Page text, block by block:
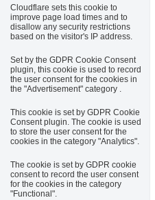
Cloudflare sets this cookie to
improve page load times and to
disallow any security restrictions
based on the visitor's IP address.
Set by the GDPR Cookie Consent
plugin, this cookie is used to record
the user consent for the cookies in
the "Advertisement" category .
This cookie is set by GDPR Cookie
Consent plugin. The cookie is used
to store the user consent for the
cookies in the category "Analytics".
The cookie is set by GDPR cookie
consent to record the user consent
for the cookies in the category
"Functional".